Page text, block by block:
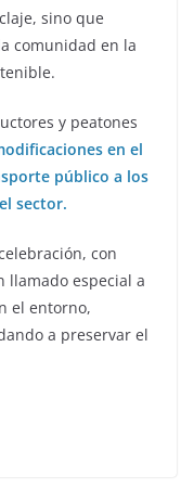
sino que
comunidad en la
y peatones
en el
público a los
sector.
con
llamado especial a
el entorno,
a preservar el